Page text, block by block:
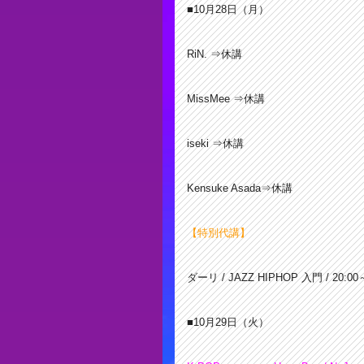
■10月28日（月）
RiN. ⇒休講
MissMee ⇒休講
iseki ⇒休講
Kensuke Asada⇒休講
【特別代講】
ダーリ / JAZZ HIPHOP 入門 / 20:00
■10月29日（火）